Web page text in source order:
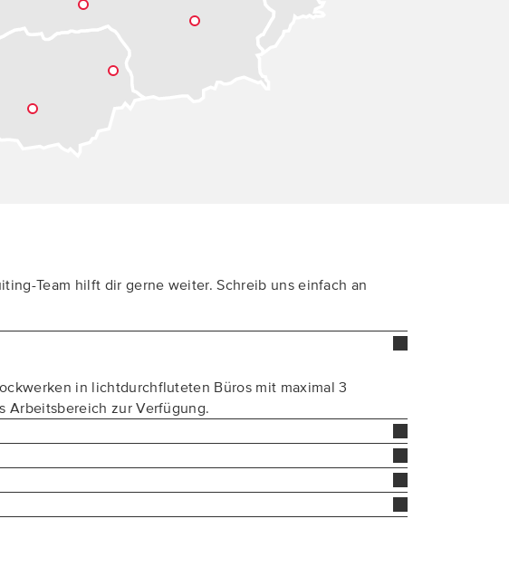
Team hilft dir gerne weiter. Schreib uns einfach an
in lichtdurchfluteten Büros mit maximal 3
Arbeitsbereich zur Verfügung.